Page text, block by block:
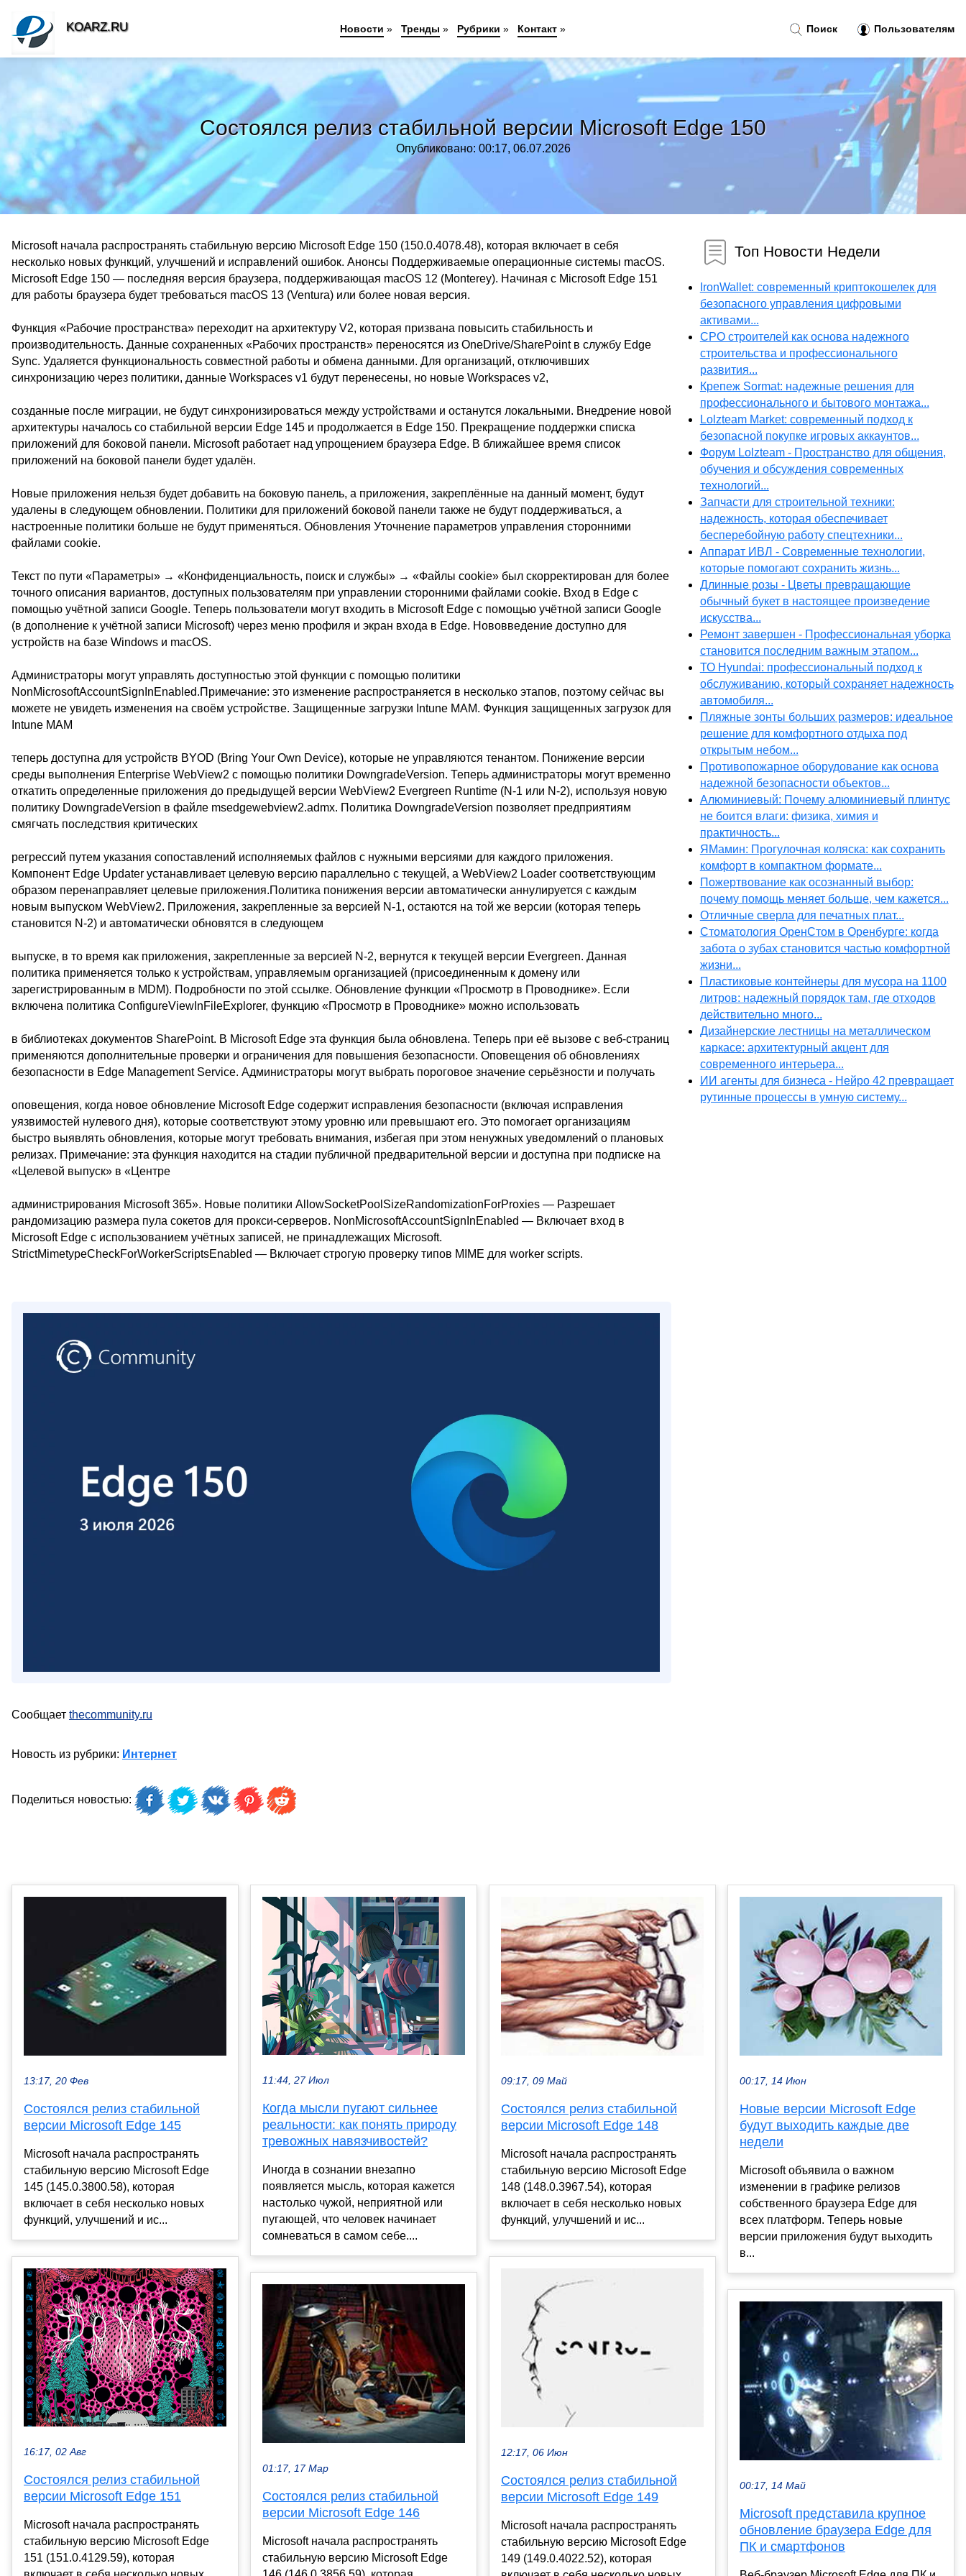
Состоялся релиз стабильной версии Microsoft Edge 150
Опубликовано: 00:17, 06.07.2026
Microsoft начала распространять стабильную версию Microsoft Edge 150 (150.0.4078.48), которая включает в себя
несколько новых функций, улучшений и исправлений ошибок. Анонсы Поддерживаемые операционные системы macOS.
Microsoft Edge 150 — последняя версия браузера, поддерживающая macOS 12 (Monterey). Начиная с Microsoft Edge 151
для работы браузера будет требоваться macOS 13 (Ventura) или более новая версия.
Функция «Рабочие пространства» переходит на архитектуру V2, которая призвана повысить стабильность и
производительность. Данные сохраненных «Рабочих пространств» переносятся из OneDrive/SharePoint в службу Edge
Sync. Удаляется функциональность совместной работы и обмена данными. Для организаций, отключивших
синхронизацию через политики, данные Workspaces v1 будут перенесены, но новые Workspaces v2,
созданные после миграции, не будут синхронизироваться между устройствами и останутся локальными. Внедрение новой
архитектуры началось со стабильной версии Edge 145 и продолжается в Edge 150. Прекращение поддержки списка
приложений для боковой панели. Microsoft работает над упрощением браузера Edge. В ближайшее время список
приложений на боковой панели будет удалён.
Новые приложения нельзя будет добавить на боковую панель, а приложения, закреплённые на данный момент, будут
удалены в следующем обновлении. Политики для приложений боковой панели также не будут поддерживаться, а
настроенные политики больше не будут применяться. Обновления Уточнение параметров управления сторонними
файлами cookie.
Текст по пути «Параметры» → «Конфиденциальность, поиск и службы» → «Файлы cookie» был скорректирован для более
точного описания вариантов, доступных пользователям при управлении сторонними файлами cookie. Вход в Edge с
помощью учётной записи Google. Теперь пользователи могут входить в Microsoft Edge с помощью учётной записи Google
(в дополнение к учётной записи Microsoft) через меню профиля и экран входа в Edge. Нововведение доступно для
устройств на базе Windows и macOS.
Администраторы могут управлять доступностью этой функции с помощью политики
NonMicrosoftAccountSignInEnabled.Примечание: это изменение распространяется в несколько этапов, поэтому сейчас вы
можете не увидеть изменения на своём устройстве. Защищенные загрузки Intune MAM. Функция защищенных загрузок для
Intune MAM
теперь доступна для устройств BYOD (Bring Your Own Device), которые не управляются тенантом. Понижение версии
среды выполнения Enterprise WebView2 с помощью политики DowngradeVersion. Теперь администраторы могут временно
откатить определенные приложения до предыдущей версии WebView2 Evergreen Runtime (N-1 или N-2), используя новую
политику DowngradeVersion в файле msedgewebview2.admx. Политика DowngradeVersion позволяет предприятиям
смягчать последствия критических
регрессий путем указания сопоставлений исполняемых файлов с нужными версиями для каждого приложения.
Компонент Edge Updater устанавливает целевую версию параллельно с текущей, а WebView2 Loader соответствующим
образом перенаправляет целевые приложения.Политика понижения версии автоматически аннулируется с каждым
новым выпуском WebView2. Приложения, закрепленные за версией N-1, остаются на той же версии (которая теперь
становится N-2) и автоматически обновятся в следующем
выпуске, в то время как приложения, закрепленные за версией N-2, вернутся к текущей версии Evergreen. Данная
политика применяется только к устройствам, управляемым организацией (присоединенным к домену или
зарегистрированным в MDM). Подробности по этой ссылке. Обновление функции «Просмотр в Проводнике». Если
включена политика ConfigureViewInFileExplorer, функцию «Просмотр в Проводнике» можно использовать
в библиотеках документов SharePoint. В Microsoft Edge эта функция была обновлена. Теперь при её вызове с веб-страниц
применяются дополнительные проверки и ограничения для повышения безопасности. Оповещения об обновлениях
безопасности в Edge Management Service. Администраторы могут выбрать пороговое значение серьёзности и получать
оповещения, когда новое обновление Microsoft Edge содержит исправления безопасности (включая исправления
уязвимостей нулевого дня), которые соответствуют этому уровню или превышают его. Это помогает организациям
быстро выявлять обновления, которые могут требовать внимания, избегая при этом ненужных уведомлений о плановых
релизах. Примечание: эта функция находится на стадии публичной предварительной версии и доступна при подписке на
«Целевой выпуск» в «Центре
администрирования Microsoft 365». Новые политики AllowSocketPoolSizeRandomizationForProxies — Разрешает
рандомизацию размера пула сокетов для прокси-серверов. NonMicrosoftAccountSignInEnabled — Включает вход в
Microsoft Edge с использованием учётных записей, не принадлежащих Microsoft.
StrictMimetypeCheckForWorkerScriptsEnabled — Включает строгую проверку типов MIME для worker scripts.
Сообщает thecommunity.ru
Новость из рубрики: Интернет
Поделиться новостью:
Топ Новости Недели
IronWallet: современный криптокошелек для
безопасного управления цифровыми
активами...
СРО строителей как основа надежного
строительства и профессионального
развития...
Крепеж Sormat: надежные решения для
профессионального и бытового монтажа...
Lolzteam Market: современный подход к
безопасной покупке игровых аккаунтов...
Форум Lolzteam - Пространство для общения,
обучения и обсуждения современных
технологий...
Запчасти для строительной техники:
надежность, которая обеспечивает
бесперебойную работу спецтехники...
Аппарат ИВЛ - Современные технологии,
которые помогают сохранить жизнь...
Длинные розы - Цветы превращающие
обычный букет в настоящее произведение
искусства...
Ремонт завершен - Профессиональная уборка
становится последним важным этапом...
ТО Hyundai: профессиональный подход к
обслуживанию, который сохраняет надежность
автомобиля...
Пляжные зонты больших размеров: идеальное
решение для комфортного отдыха под
открытым небом...
Противопожарное оборудование как основа
надежной безопасности объектов...
Алюминиевый: Почему алюминиевый плинтус
не боится влаги: физика, химия и
практичность...
ЯМамин: Прогулочная коляска: как сохранить
комфорт в компактном формате...
Пожертвование как осознанный выбор:
почему помощь меняет больше, чем кажется...
Отличные сверла для печатных плат...
Стоматология ОренСтом в Оренбурге: когда
забота о зубах становится частью комфортной
жизни...
Пластиковые контейнеры для мусора на 1100
литров: надежный порядок там, где отходов
действительно много...
Дизайнерские лестницы на металлическом
каркасе: архитектурный акцент для
современного интерьера...
ИИ агенты для бизнеса - Нейро 42 превращает
рутинные процессы в умную систему...
13:17, 20 Фев
Состоялся релиз стабильной
версии Microsoft Edge 145
Microsoft начала распространять
стабильную версию Microsoft Edge
145 (145.0.3800.58), которая
включает в себя несколько новых
функций, улучшений и ис...
16:17, 02 Авг
Состоялся релиз стабильной
версии Microsoft Edge 151
Microsoft начала распространять
стабильную версию Microsoft Edge
151 (151.0.4129.59), которая
11:44, 27 Июл
Когда мысли пугают сильнее
реальности: как понять природу
тревожных навязчивостей?
Иногда в сознании внезапно
появляется мысль, которая кажется
настолько чужой, неприятной или
пугающей, что человек начинает
сомневаться в самом себе....
01:17, 17 Мар
Состоялся релиз стабильной
версии Microsoft Edge 146
Microsoft начала распространять
стабильную версию Microsoft Edge
09:17, 09 Май
Состоялся релиз стабильной
версии Microsoft Edge 148
Microsoft начала распространять
стабильную версию Microsoft Edge
148 (148.0.3967.54), которая
включает в себя несколько новых
функций, улучшений и ис...
12:17, 06 Июн
Состоялся релиз стабильной
версии Microsoft Edge 149
Microsoft начала распространять
стабильную версию Microsoft Edge
149 (149.0.4022.52), которая
00:17, 14 Июн
Новые версии Microsoft Edge
будут выходить каждые две
недели
Microsoft объявила о важном
изменении в графике релизов
собственного браузера Edge для
всех платформ. Теперь новые
версии приложения будут выходить
в...
00:17, 14 Май
Microsoft представила крупное
обновление браузера Edge для
ПК и смартфонов
Поиск Пользователям
KOARZ.RU Новости » Тренды » Рубрики » Контакт »